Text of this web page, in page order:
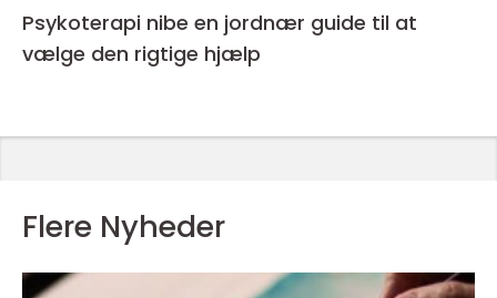
Psykoterapi nibe en jordnær guide til at
vælge den rigtige hjælp
Flere Nyheder